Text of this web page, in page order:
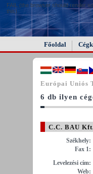
FAIL (the browser should render
this).
Főoldal
Európai Uniós
6 db ilyen
C.C. BAU
Székhely:
Fax 1:
Levelezési cím:
Web: